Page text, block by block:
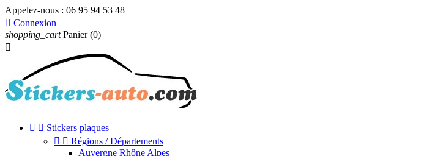
Appelez-nous : 06 95 94 53 48
 Connexion
shopping_cart Panier (0)

  Stickers plaques
  Régions / Départements
Auvergne Rhône Alpes